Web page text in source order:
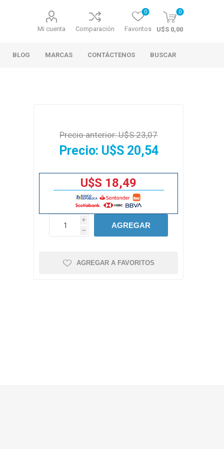
Mi cuenta Comparación Favoritos
0 0
U$S 0,00
BLOG MARCAS CONTÁCTENOS BUSCAR
Precio anterior:U$S 23,07
Precio: U$S 20,54
U$S 18,49
i
h
AGREGAR
AGREGAR A FAVORITOS